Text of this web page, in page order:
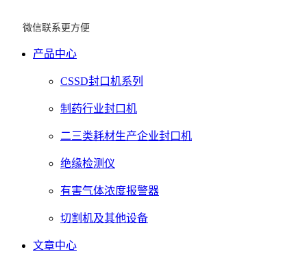
微信联系更方便
产品中心
CSSD封口机系列
制药行业封口机
二三类耗材生产企业封口机
绝缘检测仪
有害气体浓度报警器
切割机及其他设备
文章中心